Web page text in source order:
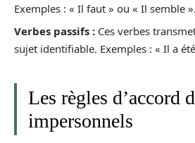
Exemples : « Il faut » ou « Il semble ».
Verbes passifs : Ces verbes
sujet identifiable. Exemples : « Il a
Les règles d’accord
impersonnels